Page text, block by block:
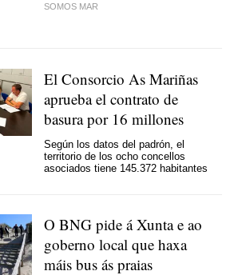
SOMOS MAR
El Consorcio As Mariñas
aprueba el contrato de
basura por 16 millones
Según los datos del padrón, el
territorio de los ocho concellos
asociados tiene 145.372 habitantes
O BNG pide á Xunta e ao
goberno local que haxa
máis bus ás praias